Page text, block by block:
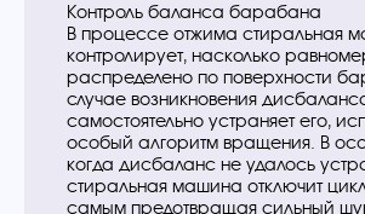
Контроль баланса барабана
В процессе отжима стиральная
контролирует, насколько
распределено по поверхности
случае возникновения
самостоятельно устраняет его,
особый алгоритм вращения. В
когда дисбаланс не удалось
стиральная машина отключит
самым предотвращая сильный